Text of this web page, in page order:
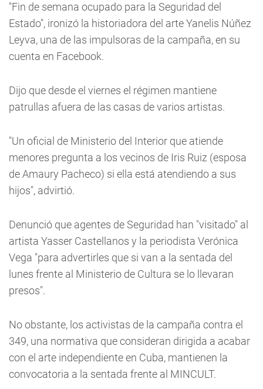
"Fin de semana ocupado para la Seguridad del
Estado", ironizó la historiadora del arte Yanelis Núñez
Leyva, una de las impulsoras de la campaña, en su
cuenta en Facebook.
Dijo que desde el viernes el régimen mantiene
patrullas afuera de las casas de varios artistas.
"Un oficial de Ministerio del Interior que atiende
menores pregunta a los vecinos de Iris Ruiz (esposa
de Amaury Pacheco) si ella está atendiendo a sus
hijos", advirtió.
Denunció que agentes de Seguridad han "visitado" al
artista Yasser Castellanos y la periodista Verónica
Vega "para advertirles que si van a la sentada del
lunes frente al Ministerio de Cultura se lo llevaran
presos".
No obstante, los activistas de la campaña contra el
349, una normativa que consideran dirigida a acabar
con el arte independiente en Cuba, mantienen la
convocatoria a la sentada frente al MINCULT.